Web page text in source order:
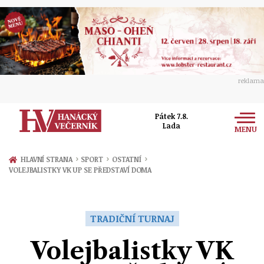
reklama
Pátek 7.8.
Lada
MENU
Zprávy
Přerov
Ekonomika
Ženy
Sport
HLAVNÍ STRANA › SPORT › OSTATNÍ ›
VOLEJBALISTKY VK UP SE PŘEDSTAVÍ DOMA
TRADIČNÍ TURNAJ
Volejbalistky VK